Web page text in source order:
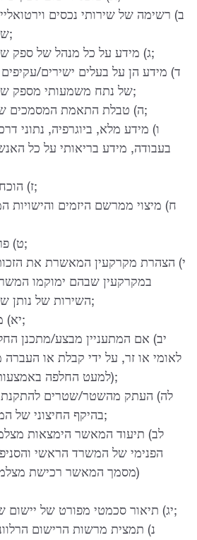
ב) רשימה של שירותי נכסים
שירותי הנכס הווירטואלי;
ג) מידע על כל מנהל של ספק שירותי הנכס הווירטואלי;
ד) מידע הן על בעלים ישירים/
של נתח משמעותי מספק שירותי הנכס הווירטואלי;
ה) טבלת התאמת המסמכים שהוגשו לתיעוד הרישום;
ו) מידע מלא, ביוגרפיה, נתוני
בעבודה, מידע בריאותי על כל
ז) הוכחת תשלום דמי הרישום;
ח) מיצוי ממרשם היזמים והישויות
ט) פרטי האתר והאפליקציה;
י) הצהרת מקרקעין המאשרת את
במקרקעין שבהם ימוקמו
השירות של נותן שירותי הנכס הווירטואלי;
יא) מידע מפורט על סניפים;
יב) אם המתעניין מבצע/מתכנן
לאומי או זר, על ידי קבלת או
(למעט החלפה באמצעות קיוסק בשירות עצמי);
לה) העתק מהשטר/שטרים להתקנת
בהיקף החיצוני של המשרד הראשי והסניפים;
לב) תיעוד המאשר הימצאות
הפנימי של המשרד הראשי
(מסמך המאשר רכישת
יג) תיאור סכמטי מפורט של יישום שירות הנכס הווירטואלי;
נ) תמצית מרשות הרישום